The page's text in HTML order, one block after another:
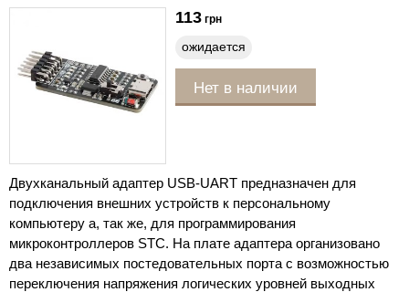
113 грн
ожидается
Нет в наличии
Двухканальный адаптер USB-UART предназначен для
подключения внешних устройств к персональному
компьютеру а, так же, для программирования
микроконтроллеров STC. На плате адаптера организовано
два независимых постедовательных порта с возможностью
переключения напряжения логических уровней выходных